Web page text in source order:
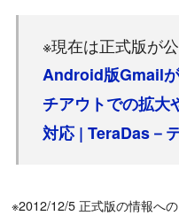
※現在は正式版が
Android版Gmail
チアウトでの拡大
対応 | TeraDas－
※2012/12/5 正式版の情報へ